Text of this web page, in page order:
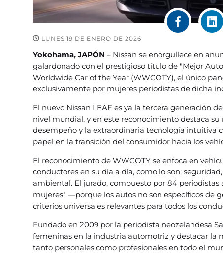
LUNES 19 DE ENERO DE 2026
Yokohama, JAPÓN – Nissan se enorgullece en
galardonado con el prestigioso título de "Mejor
Worldwide Car of the Year (WWCOTY), el único
exclusivamente por mujeres periodistas de dicha
El nuevo Nissan LEAF es ya la tercera generación
nivel mundial, y en este reconocimiento destaca
desempeño y la extraordinaria tecnología intuitiva
papel en la transición del consumidor hacia los
El reconocimiento de WWCOTY se enfoca en
conductores en su día a día, como lo son:
ambiental. El jurado, compuesto por 84
mujeres" —porque los autos no son específicos de
criterios universales relevantes para todos los
Fundado en 2009 por la periodista neozelandesa
femeninas en la industria automotriz y destacar
tanto personales como profesionales en todo el